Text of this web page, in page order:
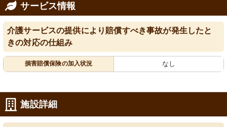
サービス情報
介護サービスの提供により賠償すべき事故が発生したと
きの対応の仕組み
損害賠償保険の加入状況 なし
施設詳細